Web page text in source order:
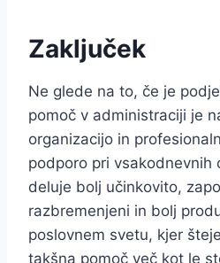
Zaključek
Ne glede na to, če je
pomoč v administraciji je
organizacijo in
podporo pri vsakodnevnih
deluje bolj učinkovito,
razbremenjeni in bolj
poslovnem svetu, kjer
takšna pomoč več kot le